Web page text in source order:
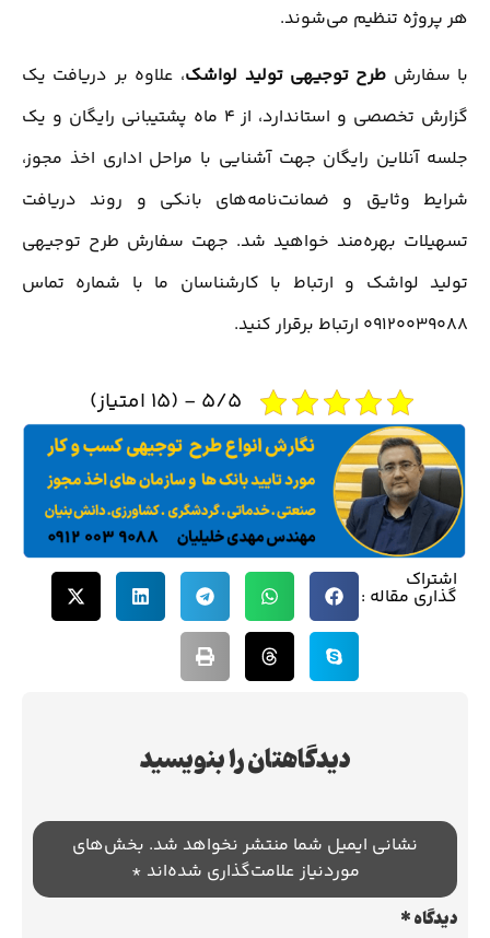
هر پروژه تنظیم می‌شوند.
با سفارش طرح توجیهی تولید لواشک، علاوه بر دریافت یک
گزارش تخصصی و استاندارد، از 4 ماه پشتیبانی رایگان و یک
جلسه آنلاین رایگان جهت آشنایی با مراحل اداری اخذ مجوز،
شرایط وثایق و ضمانت‌نامه‌های بانکی و روند دریافت
تسهیلات بهره‌مند خواهید شد. جهت سفارش طرح توجیهی
تولید لواشک و ارتباط با کارشناسان ما با شماره تماس
09120039088 ارتباط برقرار کنید.
5/5 - (15 امتیاز)
اشتراک
گذاری مقاله :
دیدگاهتان را بنویسید
نشانی ایمیل شما منتشر نخواهد شد. بخش‌های
موردنیاز علامت‌گذاری شده‌اند *
دیدگاه*